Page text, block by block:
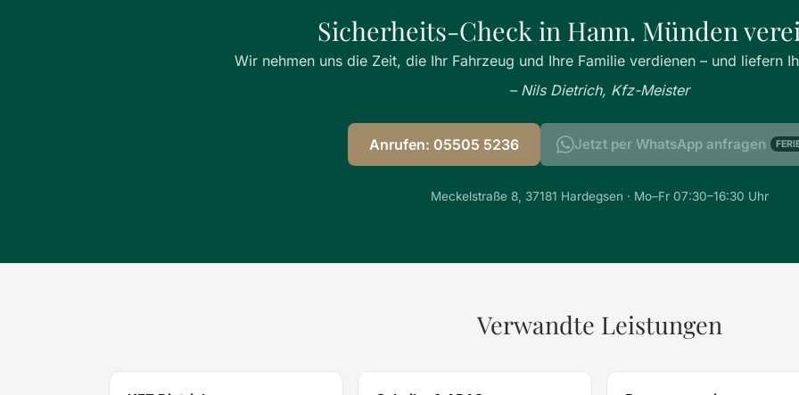
Sicherheits-Check in Hann. Münden
Wir nehmen uns die Zeit, die Ihr Fahrzeug und Ihre Familie verdienen – und liefern
– Nils Dietrich, Kfz-Meister
Anrufen: 05505 5236 Jetzt per WhatsApp anfragen
Meckelstraße 8, 37181 Hardegsen · Mo–Fr 07:30–16:30 Uhr
Verwandte Leistungen